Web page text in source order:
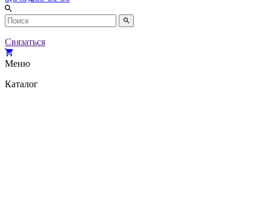
Связаться
Меню
Каталог